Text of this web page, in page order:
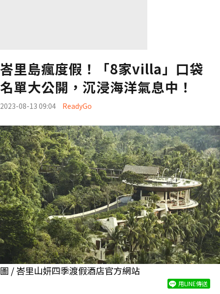
峇里島瘋度假！「8家villa」口袋
名單大公開，沉浸海洋氣息中！
2023-08-13 09:04 ReadyGo
圖 / 峇里山妍四季渡假酒店官方網站
用LINE傳送